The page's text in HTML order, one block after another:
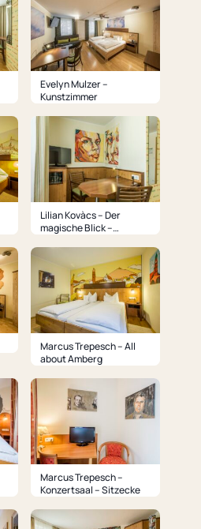
Evelyn Mulzer –
Kunstzimmer
Lilian Kovàcs – Der
magische Blick –
Marcus Trepesch – All
about Amberg
Marcus Trepesch –
Konzertsaal – Sitzecke